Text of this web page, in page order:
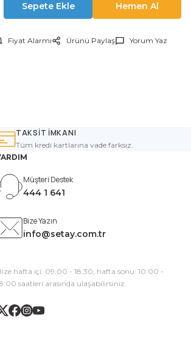
Sepete Ekle Hemen Al
Fiyat Alarmı Ürünü Paylaş
Yorum Yaz
TAKSİT İMKANI
Tüm kredi kartlarına vade farksız.
Müşteri Destek
444 1 641
Bize Yazın
info@setay.com.tr
hafta içi: 09:00 - 18:30, hafta sonu: 10:00 -
saatleri arasında ulaşabilirsiniz.